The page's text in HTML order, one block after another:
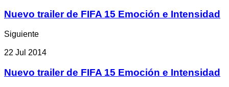
Nuevo trailer de FIFA 15 Emoción e Intensidad
Siguiente
22 Jul 2014
Nuevo trailer de FIFA 15 Emoción e Intensidad